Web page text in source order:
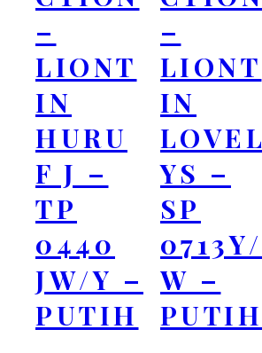
–
LIONT
IN
HURU
F J –
TP
0440
JW/Y –
PUTIH
–
LIONT
IN
LOVEL
YS –
SP
0713Y/
W –
PUTIH